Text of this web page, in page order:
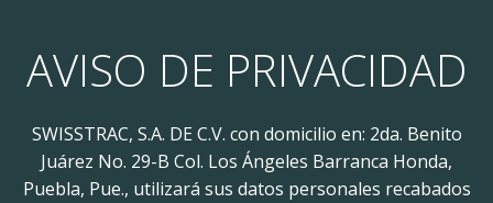
AVISO DE PRIVACIDAD
SWISSTRAC, S.A. DE C.V. con domicilio en: 2da. Benito
Juárez No. 29-B Col. Los Ángeles Barranca Honda,
Puebla, Pue., utilizará sus datos personales recabados